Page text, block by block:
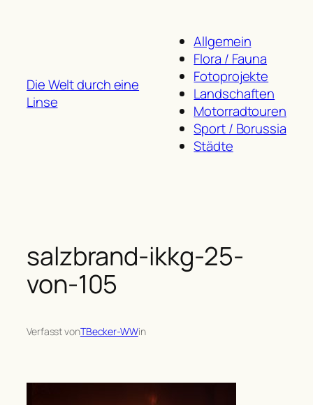
Die Welt durch eine
Linse
Allgemein
Flora / Fauna
Fotoprojekte
Landschaften
Motorradtouren
Sport / Borussia
Städte
salzbrand-ikkg-25-
von-105
Verfasst vonTBecker-WWin